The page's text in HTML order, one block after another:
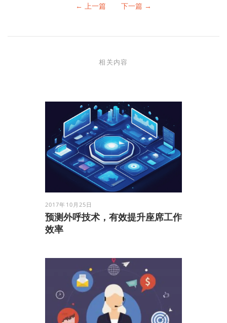
← 上一篇 下一篇 →
相关内容
2017年10月25日
预测外呼技术，有效提升座席工作
效率